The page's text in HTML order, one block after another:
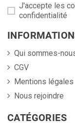
J'accepte les
confidentialité
Qui sommes-
CGV
Mentions légales
Nous rejoindre
CATÉGORIES